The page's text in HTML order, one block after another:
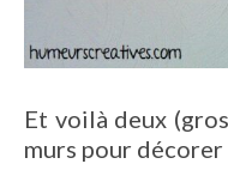
Et voilà deux
murs pour décorer